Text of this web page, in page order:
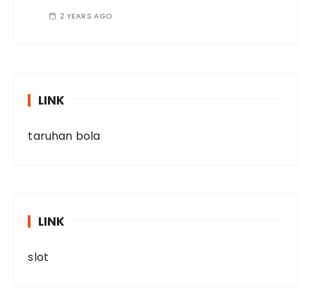
2 YEARS AGO
LINK
taruhan bola
LINK
slot